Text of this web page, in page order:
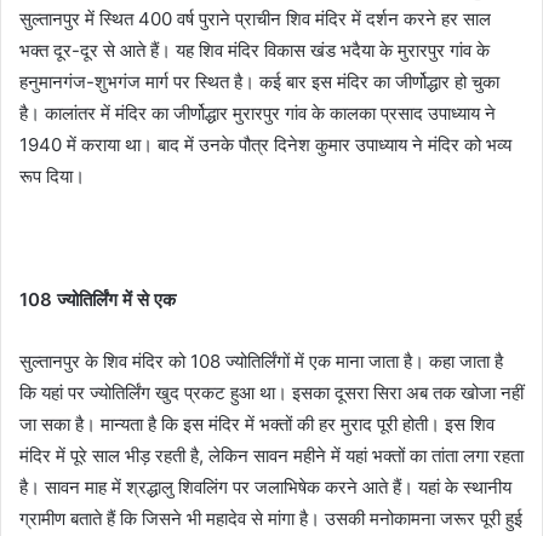
सुल्तानपुर में स्थित 400 वर्ष पुराने प्राचीन शिव मंदिर में दर्शन करने हर साल
भक्त दूर-दूर से आते हैं। यह शिव मंदिर विकास खंड भदैया के मुरारपुर गांव के
हनुमानगंज-शुभगंज मार्ग पर स्थित है। कई बार इस मंदिर का जीर्णोद्धार हो चुका
है। कालांतर में मंदिर का जीर्णोद्धार मुरारपुर गांव के कालका प्रसाद उपाध्याय ने
1940 में कराया था। बाद में उनके पौत्र दिनेश कुमार उपाध्याय ने मंदिर को भव्य
रूप दिया।
108 ज्योतिर्लिंग में से एक
सुल्तानपुर के शिव मंदिर को 108 ज्योतिर्लिंगों में एक माना जाता है। कहा जाता है
कि यहां पर ज्योतिर्लिंग खुद प्रकट हुआ था। इसका दूसरा सिरा अब तक खोजा नहीं
जा सका है। मान्यता है कि इस मंदिर में भक्तों की हर मुराद पूरी होती। इस शिव
मंदिर में पूरे साल भीड़ रहती है, लेकिन सावन महीने में यहां भक्तों का तांता लगा रहता
है। सावन माह में श्रद्धालु शिवलिंग पर जलाभिषेक करने आते हैं। यहां के स्थानीय
ग्रामीण बताते हैं कि जिसने भी महादेव से मांगा है। उसकी मनोकामना जरूर पूरी हुई